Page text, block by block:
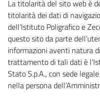
La titolarità del sito web è
titolarità dei dati di
dell’Istituto Poligrafico e
questo sito da parte
informazioni aventi natura
trattamento di tali dati è
Stato S.p.A., con sede
nella persona